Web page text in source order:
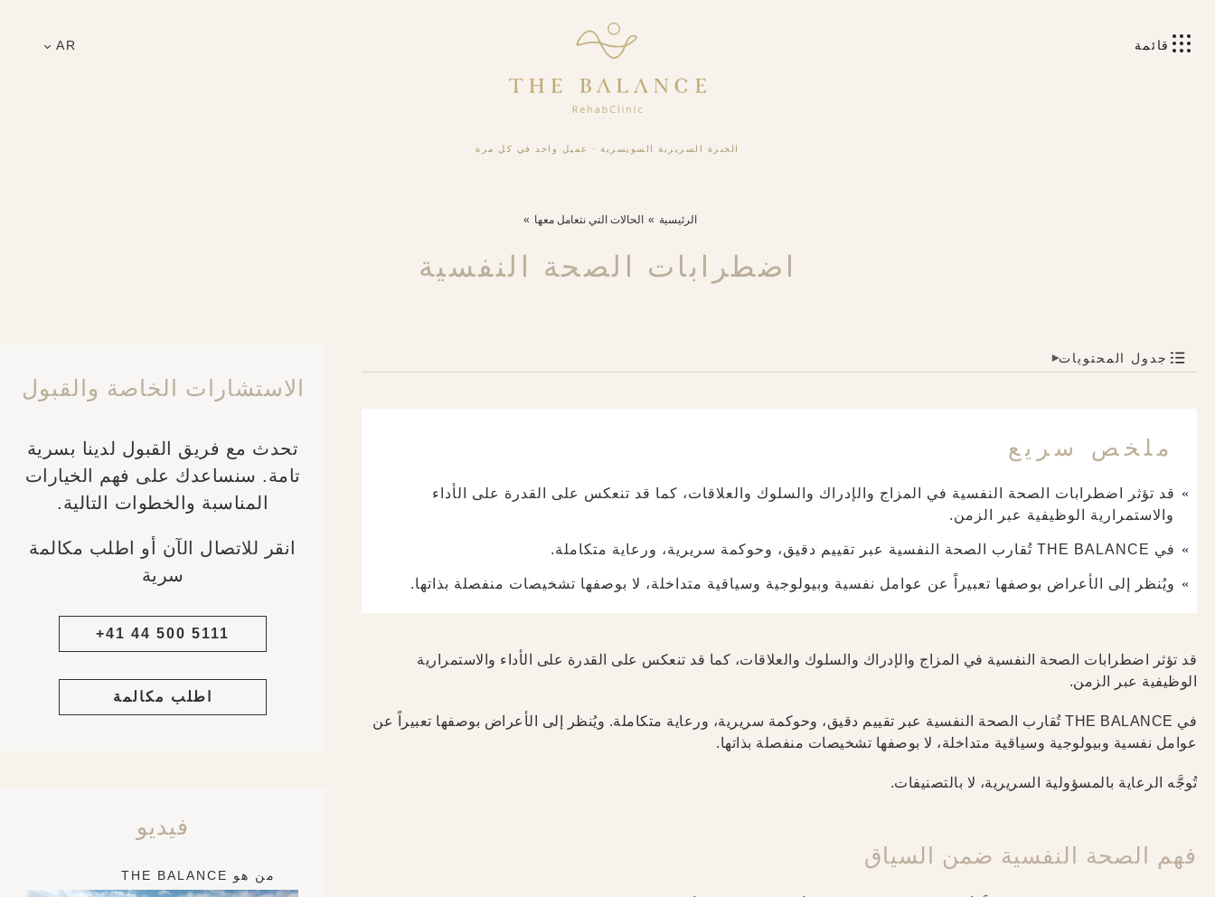
AR قائمة
الخبرة السريرية السويسرية · عميل واحد في كل مرة
الرئيسية الحالات التي نتعامل معها
اضطرابات الصحة النفسية
جدول المحتويات▾
ملخص سريع
قد تؤثر اضطرابات الصحة النفسية في المزاج والإدراك والسلوك والعلاقات، كما قد تنعكس على القدرة على الأداء
والاستمرارية الوظيفية عبر الزمن.
في THE BALANCE تُقارب الصحة النفسية عبر تقييم دقيق، وحوكمة سريرية، ورعاية متكاملة.
ويُنظر إلى الأعراض بوصفها تعبيراً عن عوامل نفسية وبيولوجية وسياقية متداخلة، لا بوصفها تشخيصات منفصلة بذاتها.
قد تؤثر اضطرابات الصحة النفسية في المزاج والإدراك والسلوك والعلاقات، كما قد تنعكس على القدرة على الأداء والاستمرارية
الوظيفية عبر الزمن.
في THE BALANCE تُقارب الصحة النفسية عبر تقييم دقيق، وحوكمة سريرية، ورعاية متكاملة. ويُنظر إلى الأعراض بوصفها تعبيراً عن
عوامل نفسية وبيولوجية وسياقية متداخلة، لا بوصفها تشخيصات منفصلة بذاتها.
تُوجَّه الرعاية بالمسؤولية السريرية، لا بالتصنيفات.
فهم الصحة النفسية ضمن السياق
الاستشارات الخاصة والقبول
تحدث مع فريق القبول لدينا بسرية
تامة. سنساعدك على فهم الخيارات
المناسبة والخطوات التالية.
انقر للاتصال الآن أو اطلب مكالمة
سرية
+41 44 500 5111
اطلب مكالمة
فيديو
من هو THE BALANCE